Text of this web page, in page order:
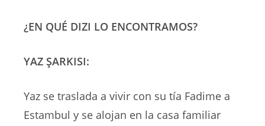
¿EN QUÉ DIZI LO ENCONTRAMOS?
YAZ ŞARKISI:
Yaz se traslada a vivir con su tía Fadime a
Estambul y se alojan en la casa familiar